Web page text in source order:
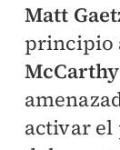
Matt
principio
McCarthy
activar el